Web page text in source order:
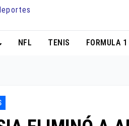
NFL TENIS FORMULA 1